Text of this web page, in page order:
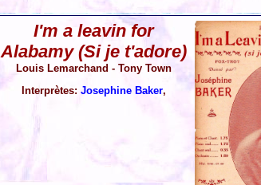
I'm a leavin for
Alabamy (Si je t'adore)
Louis Lemarchand - Tony Town
Interprètes: Josephine Baker,